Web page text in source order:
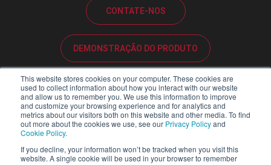
This website stores cookies on your computer. These cookies are
used to collect information about how you interact with our website
and allow us to remember you. We use this information to improve
and customize your browsing experience and for analytics and
metrics about our visitors both on this website and other media. To find
out more about the cookies we use, see our Privacy Policyand
Cookie Policy.
If you decline, your information won’t be tracked when you visit this
website. A single cookie will be used in your browser to remember
CONTATE-NOS
DEMONSTRAÇÃO DO PRODUTO
SUPORTE AO CLIENTE
PORTAL DE PARCEIROS